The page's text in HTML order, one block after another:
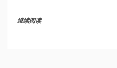
继续阅读